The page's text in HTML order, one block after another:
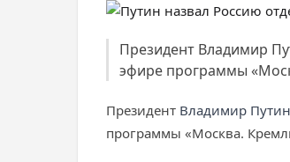
Президент Владимир
эфире программы
Президент Владимир Путин
программы «Москва.